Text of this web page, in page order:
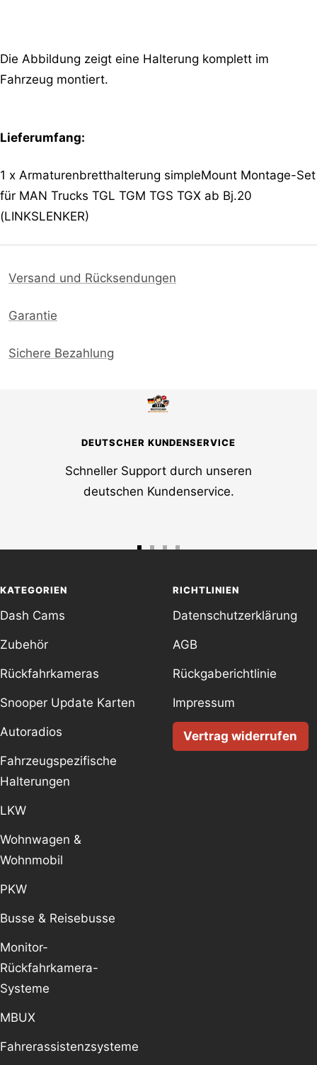
Die Abbildung zeigt eine Halterung komplett im
Fahrzeug montiert.
Lieferumfang:
1 x Armaturenbretthalterung simpleMount Montage-Set
für MAN Trucks TGL TGM TGS TGX ab Bj.20
(LINKSLENKER)
Versand und Rücksendungen
Garantie
Sichere Bezahlung
DEUTSCHER KUNDENSERVICE
Schneller Support durch unseren
deutschen Kundenservice.
gehengehen
4
gehen
KATEGORIEN
Dash Cams
Zubehör
Rückfahrkameras
Snooper Update Karten
Autoradios
Fahrzeugspezifische
Halterungen
LKW
Wohnwagen &
Wohnmobil
PKW
Busse & Reisebusse
Monitor-
Rückfahrkamera-
Systeme
MBUX
Fahrerassistenzsysteme
RICHTLINIEN
Datenschutzerklärung
AGB
Rückgaberichtlinie
Impressum
Vertrag widerrufen